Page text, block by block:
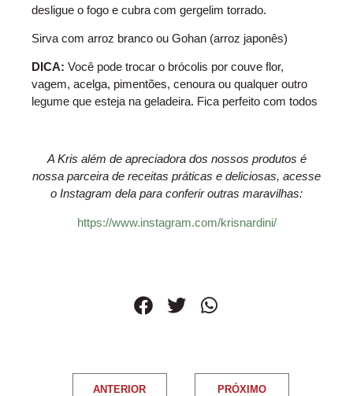
desligue o fogo e cubra com gergelim torrado.
Sirva com arroz branco ou Gohan (arroz japonês)
DICA: Você pode trocar o brócolis por couve flor,
vagem, acelga, pimentões, cenoura ou qualquer outro
legume que esteja na geladeira. Fica perfeito com todos
A Kris além de apreciadora dos nossos produtos é
nossa parceira de receitas práticas e deliciosas, acesse
o Instagram dela para conferir outras maravilhas:
https://www.instagram.com/krisnardini/
ANTERIOR PRÓXIMO